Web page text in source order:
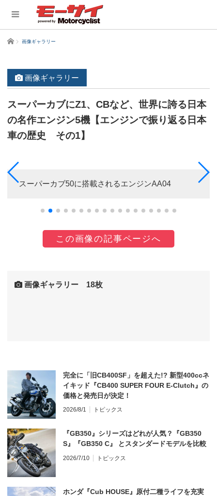
ホーム 画像ギャラリー
画像ギャラリー
スーパーカブにZ1、CBなど、世界に誇る日本
の名作エンジン5機【エンジンで振り返る日本
車の歴史 その1】
スーパーカブ50に搭載されるエンジンAA04
この画像の記事ページへ
画像ギャラリー 18枚
完全に「旧CB400SF」を超えた!? 新型400ccネ
イキッド『CB400 SUPER FOUR E-Clutch』の
価格と発売日が決定！
2026/8/1 トピックス
『GB350』シリーズはどれが人気？『GB350
S』『GB350 C』 とスタンダードモデルを比較
2026/7/10 トピックス
ホンダ『Cub HOUSE』原付二種ライフを充実